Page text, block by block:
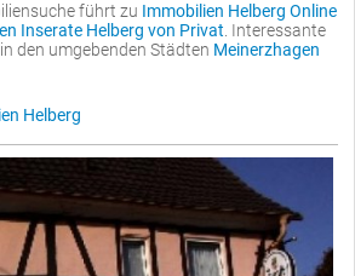
führt zu Immobilien Helberg Online
Inserate Helberg von Privat . Interessante
den umgebenden Städten Meinerzhagen
Helberg